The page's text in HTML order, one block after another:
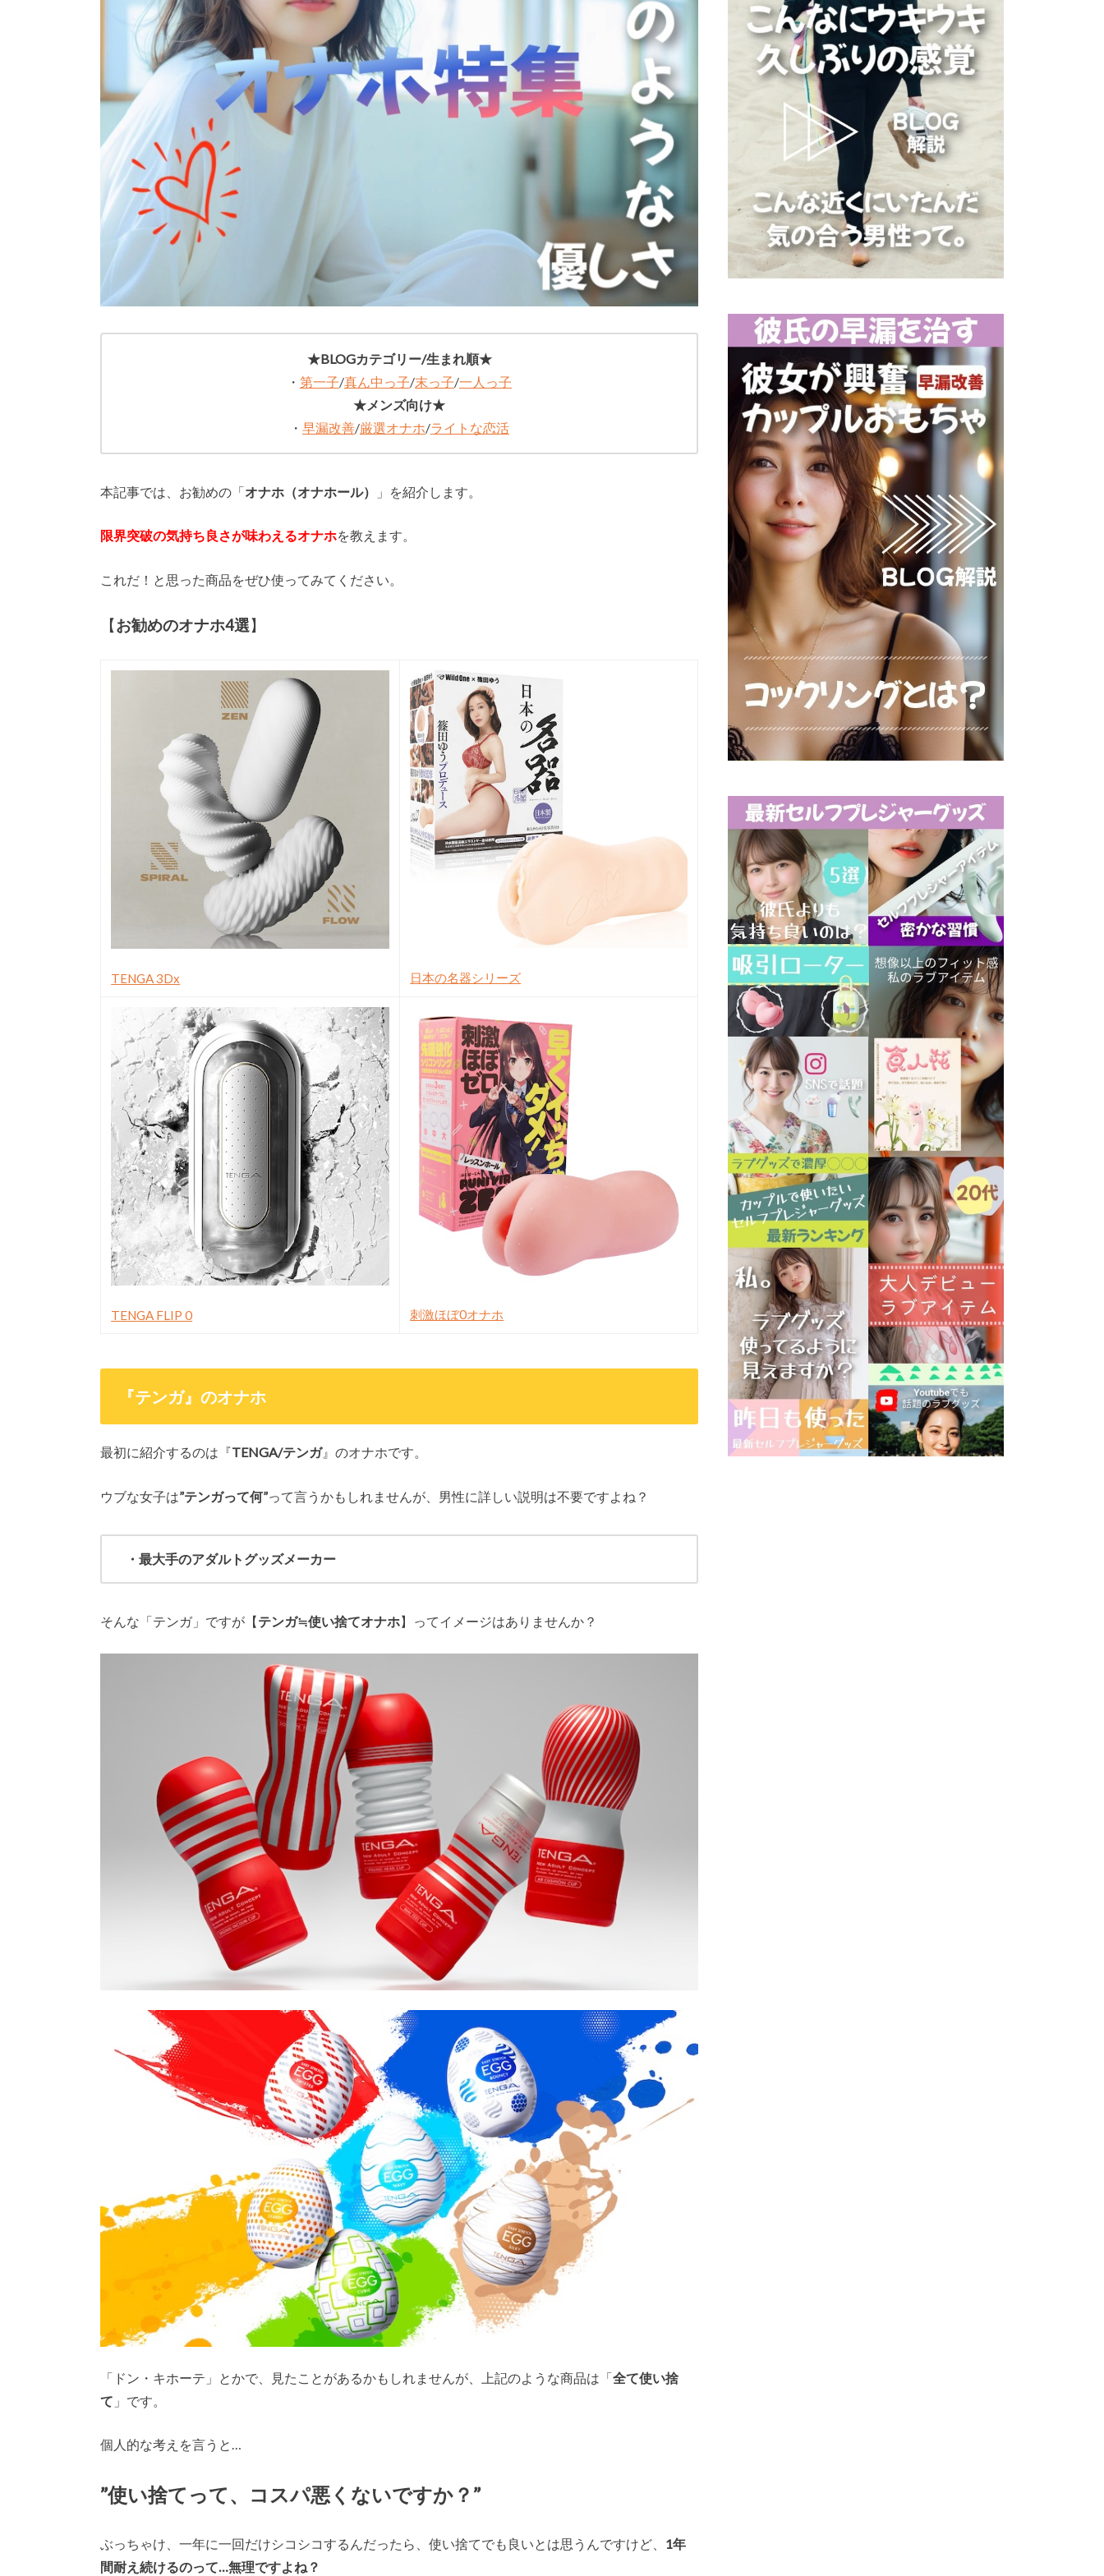
★BLOGカテゴリー/生まれ順★
・ 第一子/真ん中っ子/末っ子/一人っ子
★メンズ向け★
・ 早漏改善/厳選オナホ/ライトな恋活
本記事では、お勧めの「オナホ（オナホール） 」を紹介します。
限界突破の気持ち良さが味わえるオナホを教えます。
これだ！と思った商品をぜひ使ってみてください。
【お勧めのオナホ4選】
TENGA 3Dx 日本の名器シリーズ
TENGA FLIP 0 刺激ほぼ0オナホ
『テンガ』のオナホ
最初に紹介するのは『TENGA/テンガ』のオナホです。
ウブな女子は”テンガって何”って言うかもしれませんが、男性に詳しい説明は不要ですよね？
・最大手のアダルトグッズメーカー
そんな「テンガ」ですが【テンガ≒使い捨てオナホ】ってイメージはありませんか？
「ドン・キホーテ」とかで、見たことがあるかもしれませんが、上記のような商品は「全て使い捨
て 」です。
個人的な考えを言うと…
”使い捨てって、コスパ悪くないですか？”
ぶっちゃけ、一年に一回だけシコシコするんだったら、使い捨てでも良いとは思うんですけど、 1年
間耐え続けるのって…無理ですよね？